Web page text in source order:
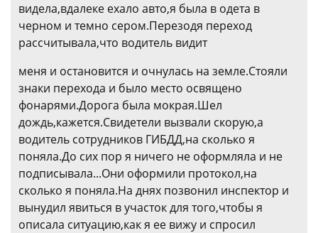
видела,вдалеке ехало авто,я была в одета в
черном и темно сером.Перезодя переход
рассчитывала,что водитель видит
меня и остановится и очнулась на земле.Стояли
знаки перехода и было место освящено
фонарями.Дорога была мокрая.Шел
дождь,кажется.Свидетели вызвали скорую,а
водитель сотрудников ГИБДД,на сколько я
поняла.До сих пор я ничего не оформляла и не
подписывала...Они оформили протокол,на
сколько я поняла.На днях позвонил инспектор и
вынудил явиться в участок для того,чтобы я
описала ситуацию,как я ее вижу и спросил